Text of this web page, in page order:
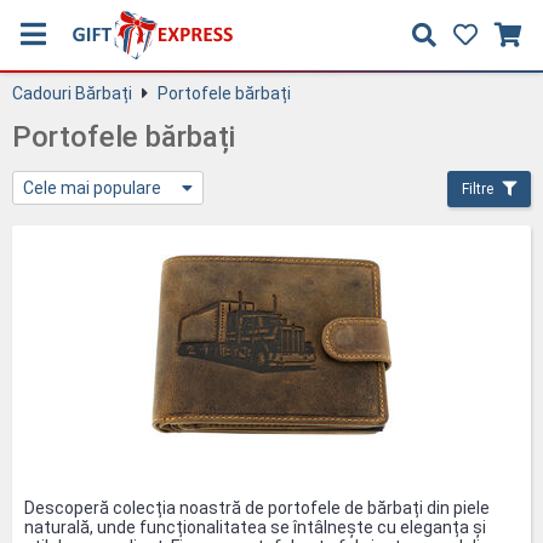
Cadouri Bărbați Portofele bărbați
Portofele bărbați
Cele mai populare Filtre
Descoperă colecția noastră de portofele de bărbați din piele
naturală, unde funcționalitatea se întâlnește cu eleganța și